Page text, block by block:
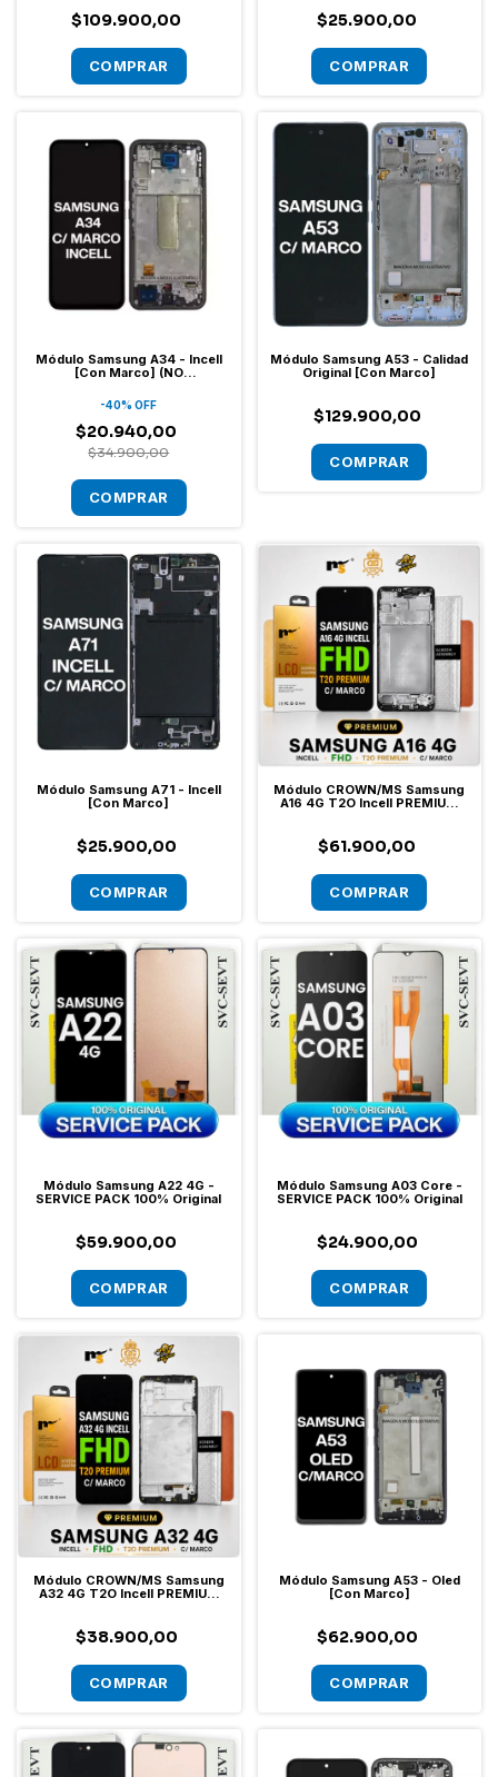
$109.900,00 $25.900,00
Módulo Samsung A34 - Incell
[Con Marco] (NO
-40%OFF
$20.940,00
$34.900,00
Módulo Samsung A53 - Calidad
Original [Con Marco]
$129.900,00
Módulo Samsung A71 - Incell
[Con Marco]
$25.900,00
Módulo CROWN/MS Samsung
A16 4G T2O Incell PREMIUM
$61.900,00
Módulo Samsung A22 4G -
SERVICE PACK 100% Original
$59.900,00
Módulo Samsung A03 Core -
SERVICE PACK 100% Original
$24.900,00
Módulo CROWN/MS Samsung
A32 4G T2O Incell PREMIUM
$38.900,00
Módulo Samsung A53 - Oled
[Con Marco]
$62.900,00